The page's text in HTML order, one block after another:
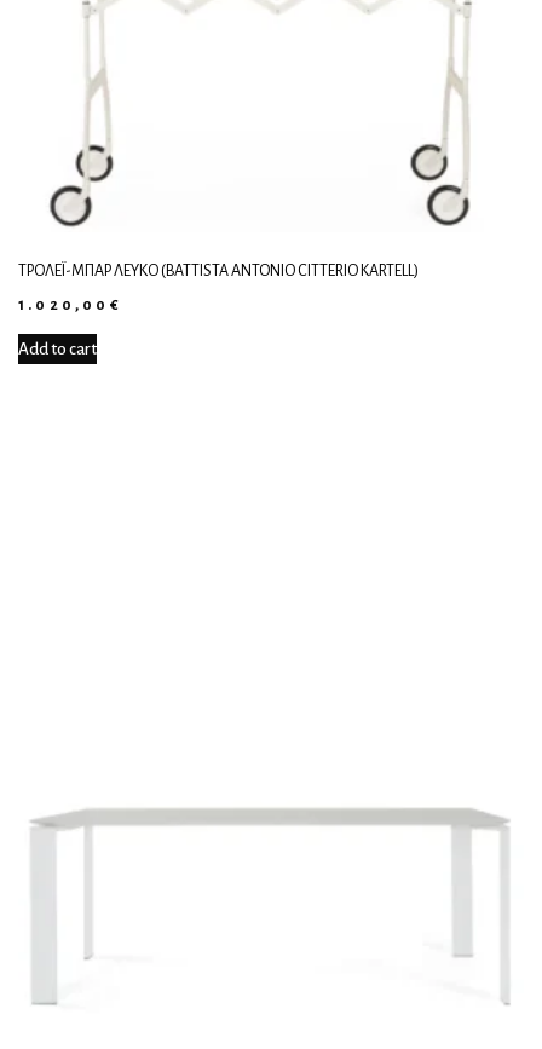
ΤΡΌΛΕΪ-ΜΠΑΡ ΛΕΥΚΌ (BATTISTA ANTONIO CITTERIO KARTELL)
1.020,00 €
Add to cart